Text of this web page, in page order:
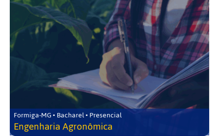
Formiga-MG • Bacharel • Presencial
Engenharia Agronômica